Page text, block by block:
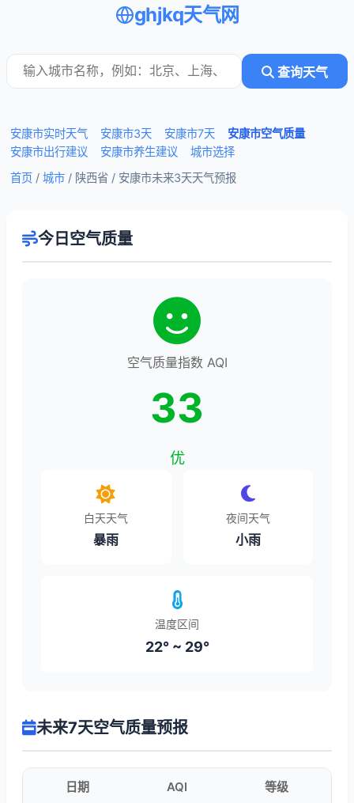
ghjkq天气网
查询天气
安康市实时天气 安康市3天 安康市7天
安康市空气质量
安康市出行建议
安康市养生建议
城市选择
首页 / 城市 / 陕西省 / 安康市未来3天天气预报
今日空气质量
空气质量指数 AQI
33
优
白天天气
暴雨
夜间天气
小雨
温度区间
22° ~ 29°
未来7天空气质量预报
日期 AQI
等级